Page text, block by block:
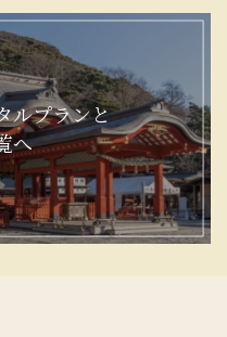
ルプランと
へ